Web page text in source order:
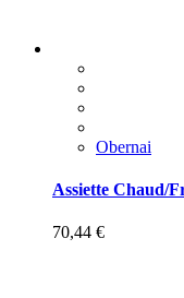
Obernai
Assiette Chaud/
70,44 €